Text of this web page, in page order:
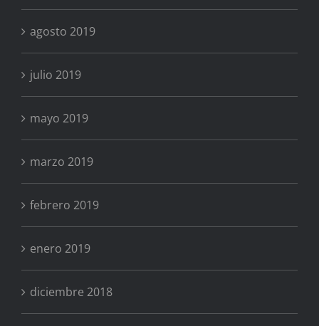
agosto 2019
julio 2019
mayo 2019
marzo 2019
febrero 2019
enero 2019
diciembre 2018